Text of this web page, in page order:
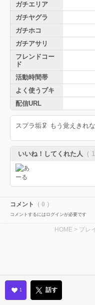
ガチエリア
ガチヤグラ
ガチホコ
ガチアサリ
フレンドコー
ド
活動時間帯
よく使うブキ
配信URL
スプラ垢🦑 もう覚えきれ
いいね！してくれた人 （
コメント （ 0 ）
コメントするにはログインが必要です
HOME > プレ
1 話す